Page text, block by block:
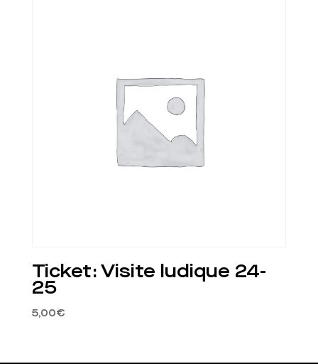
Ticket: Visite ludique 24-
25
5,00€